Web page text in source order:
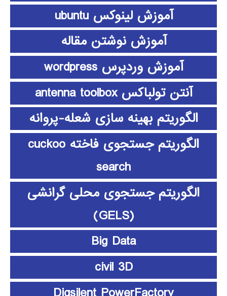
آموزش لینوکس ubuntu
آموزش نوشتن مقاله
آموزش وردپرس wordpress
آنتن تولباکس antenna toolbox
الگوریتم بهینه سازی شعله-پروانه
الگوریتم جستجوی فاخته cuckoo
search
الگوریتم جستجوی محلی گرانشی
(GELS)
Big Data
civil 3D